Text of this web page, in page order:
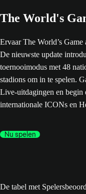
The World's
Ervaar The World’s
De nieuwste update
toernooimodus met 48
stadions om in te spelen.
Live-uitdagingen en begin
internationale ICONs en
Nu spelen
De tabel met